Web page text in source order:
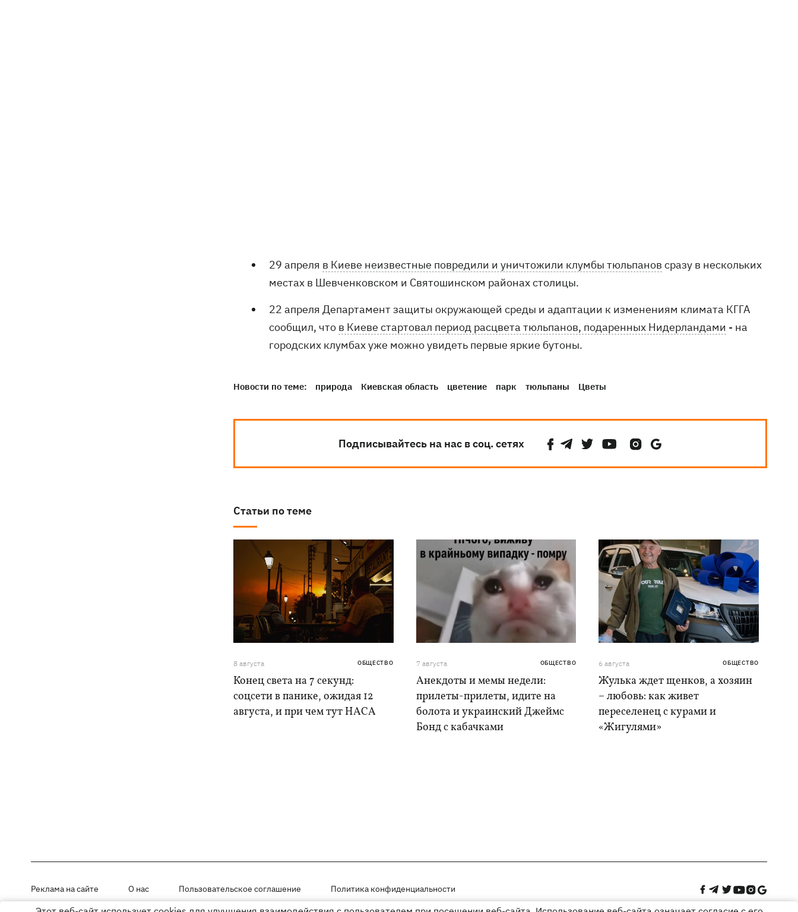
29 апреля в Киеве неизвестные повредили и уничтожили клумбы тюльпанов сразу в нескольких
местах в Шевченковском и Святошинском районах столицы.
22 апреля Департамент защиты окружающей среды и адаптации к изменениям климата КГГА
сообщил, что в Киеве стартовал период расцвета тюльпанов, подаренных Нидерландами - на
городских клумбах уже можно увидеть первые яркие бутоны.
Новости по теме: природа Киевская область цветение парк тюльпаны Цветы
Подписывайтесь на нас в соц. сетях
Статьи по теме
8 августа ОБЩЕСТВО
Конец света на 7 секунд:
соцсети в панике, ожидая 12
августа, и при чем тут НАСА
7 августа ОБЩЕСТВО
Анекдоты и мемы недели:
прилеты-прилеты, идите на
болота и украинский Джеймс
Бонд с кабачками
6 августа ОБЩЕСТВО
Жулька ждет щенков, а хозяин
– любовь: как живет
переселенец с курами и
«Жигулями»
Реклама на сайте О нас Пользовательское соглашение Политика конфиденциальности